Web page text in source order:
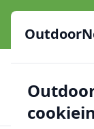
OutdoorNet -
himmel
23 produktyper
Verificerede